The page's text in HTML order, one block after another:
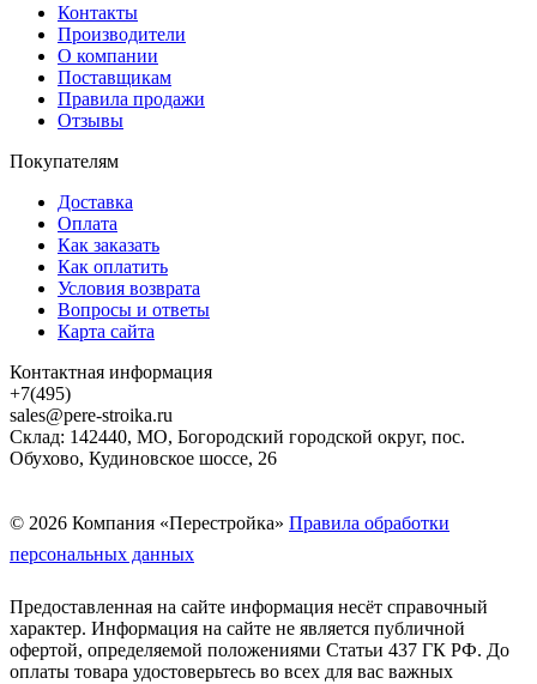
Контакты
Производители
О компании
Поставщикам
Правила продажи
Отзывы
Покупателям
Доставка
Оплата
Как заказать
Как оплатить
Условия возврата
Вопросы и ответы
Карта сайта
Контактная информация
+7(495)
sales@pere-stroika.ru
Склад: 142440, МО, Богородский городской округ, пос.
Обухово, Кудиновское шоссе, 26
© 2026 Компания «Перестройка» Правила обработки
персональных данных
Предоставленная на сайте информация несёт справочный
характер. Информация на сайте не является публичной
офертой, определяемой положениями Статьи 437 ГК РФ. До
оплаты товара удостоверьтесь во всех для вас важных